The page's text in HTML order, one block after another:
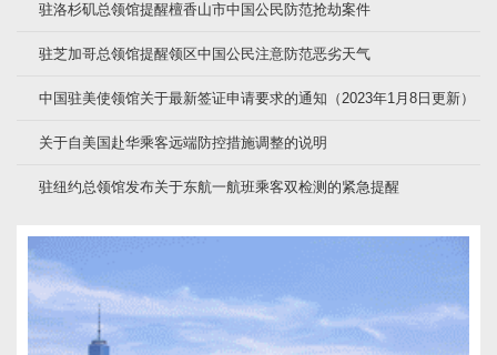
驻洛杉矶总领馆提醒檀香山市中国公民防范抢劫案件
驻芝加哥总领馆提醒领区中国公民注意防范恶劣天气
中国驻美使领馆关于最新签证申请要求的通知（2023年1月8日更新）
关于自美国赴华乘客远端防控措施调整的说明
驻纽约总领馆发布关于东航一航班乘客双检测的紧急提醒